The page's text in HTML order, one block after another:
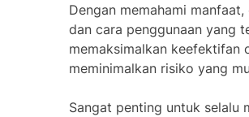
Dengan memahami
dan cara penggunaan yang
memaksimalkan keefektifan
meminimalkan risiko yang
Sangat penting untuk selalu